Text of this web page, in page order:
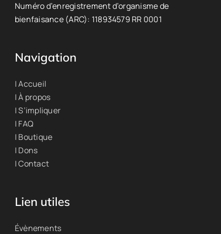
Numéro d’enregistrement d’organisme de
bienfaisance (ARC): 118934579 RR 0001
Navigation
| Accueil
| À propos
| S’impliquer
| FAQ
| Boutique
| Dons
| Contact
Lien utiles
Évènements